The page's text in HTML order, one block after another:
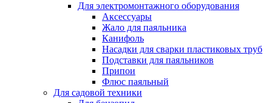
Для электромонтажного оборудования
Аксессуары
Жало для паяльника
Канифоль
Насадки для сварки пластиковых труб
Подставки для паяльников
Припои
Флюс паяльный
Для садовой техники